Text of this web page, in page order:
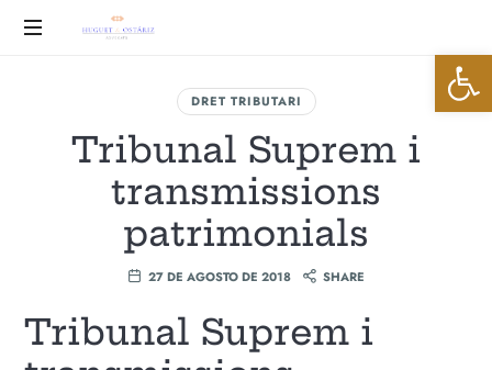
Huguet
Ostáriz
DRET TRIBUTARI
Tribunal Suprem i
transmissions
patrimonials
27 DE AGOSTO DE 2018 SHARE
Tribunal Suprem i
Abrir